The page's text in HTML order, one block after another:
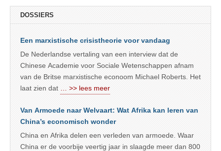
DOSSIERS
Een marxistische crisistheorie voor vandaag
De Nederlandse vertaling van een interview dat de
Chinese Academie voor Sociale Wetenschappen afnam
van de Britse marxistische econoom Michael Roberts. Het
laat zien dat
… >> lees meer
Van Armoede naar Welvaart: Wat Afrika kan leren van
China’s economisch wonder
China en Afrika delen een verleden van armoede. Waar
China er de voorbije veertig jaar in slaagde meer dan 800